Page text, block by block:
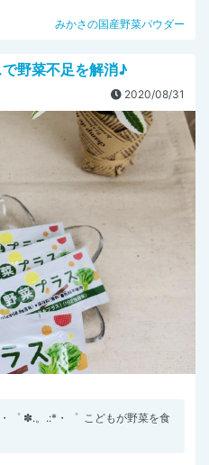
みかさの国産野菜パウダー
野菜不足を解消♪
2020/08/31
゜ ✽.。.:*・゜ こどもが野菜を食